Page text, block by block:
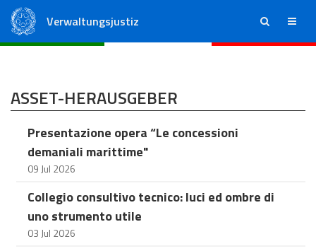
Verwaltungsjustiz ricerca menu
ASSET-HERAUSGEBER
Presentazione opera “Le concessioni
demaniali marittime"
09 Jul 2026
Collegio consultivo tecnico: luci ed ombre di
uno strumento utile
03 Jul 2026